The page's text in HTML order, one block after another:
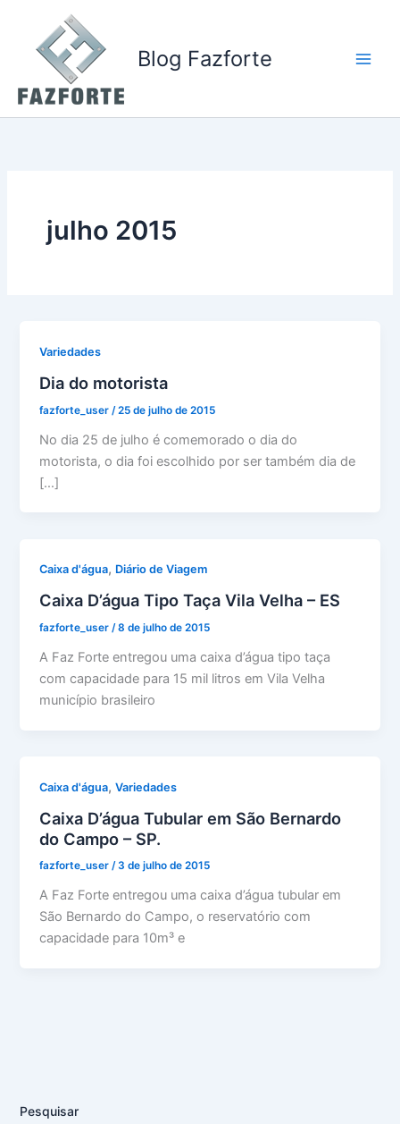
conteúdo
Blog Fazforte
julho 2015
Variedades
Dia do motorista
fazforte_user /25 de julho de 2015
No dia 25 de julho é comemorado o dia do
motorista, o dia foi escolhido por ser também dia de
[…]
Caixa d'água, Diário de Viagem
Caixa D’água Tipo Taça Vila Velha – ES
fazforte_user/8 de julho de 2015
A Faz Forte entregou uma caixa d’água tipo taça
com capacidade para 15 mil litros em Vila Velha
município brasileiro
Caixa d'água,Variedades
Caixa D’água Tubular em São Bernardo
do Campo – SP.
fazforte_user/3 de julho de 2015
A Faz Forte entregou uma caixa d’água tubular em
São Bernardo do Campo, o reservatório com
capacidade para 10m³ e
Pesquisar